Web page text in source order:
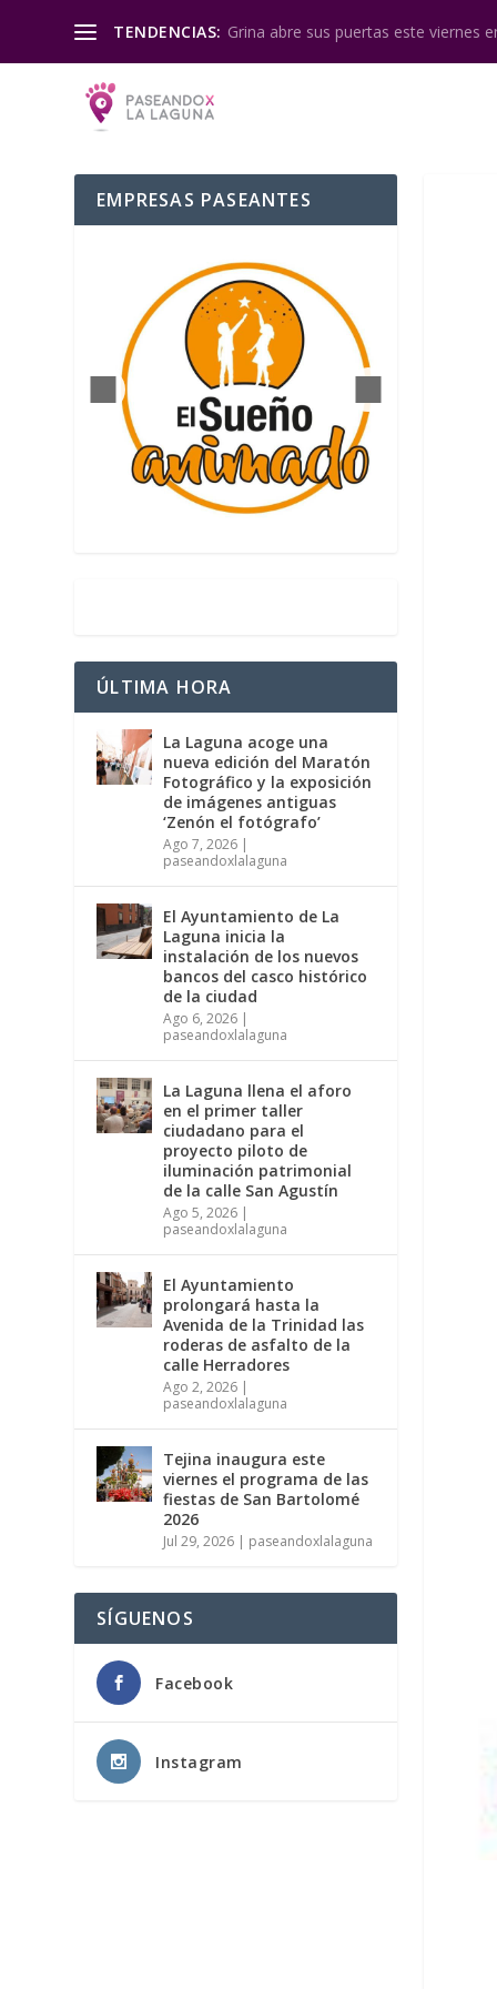
TENDENCIAS: Grina abre sus puertas este viernes
EMPRESAS PASEANTES
ÚLTIMA HORA
La Laguna acoge una
nueva edición del Maratón
Fotográfico y la exposición
de imágenes antiguas
‘Zenón el fotógrafo’
Ago 7, 2026 |
paseandoxlalaguna
El Ayuntamiento de La
Laguna inicia la
instalación de los nuevos
bancos del casco histórico
de la ciudad
Ago 6, 2026 |
paseandoxlalaguna
La Laguna llena el aforo
en el primer taller
ciudadano para el
proyecto piloto de
iluminación patrimonial
de la calle San Agustín
Ago 5, 2026 |
paseandoxlalaguna
El Ayuntamiento
prolongará hasta la
Avenida de la Trinidad las
roderas de asfalto de la
calle Herradores
Ago 2, 2026 |
paseandoxlalaguna
Tejina inaugura este
viernes el programa de las
fiestas de San Bartolomé
2026
Jul 29, 2026 | paseandoxlalaguna
SÍGUENOS
Facebook
Instagram